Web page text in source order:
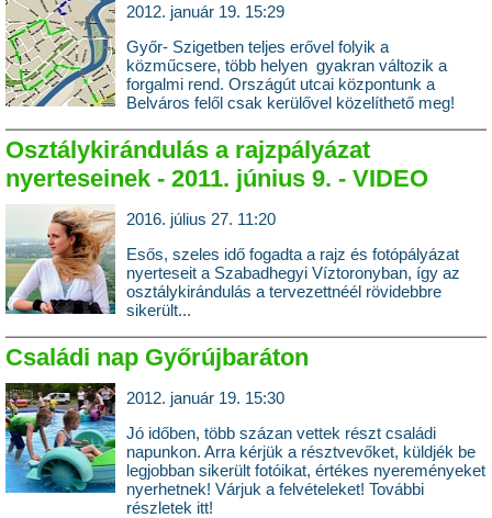
2012. január 19. 15:29
Győr- Szigetben teljes erővel folyik a
közműcsere, több helyen gyakran változik a
forgalmi rend. Országút utcai központunk a
Belváros felől csak kerülővel közelíthető meg!
Osztálykirándulás a rajzpályázat
nyerteseinek - 2011. június 9. - VIDEO
2016. július 27. 11:20
Esős, szeles idő fogadta a rajz és fotópályázat
nyerteseit a Szabadhegyi Víztoronyban, így az
osztálykirándulás a tervezettnéél rövidebbre
sikerült...
Családi nap Győrújbaráton
2012. január 19. 15:30
Jó időben, több százan vettek részt családi
napunkon. Arra kérjük a résztvevőket, küldjék be
legjobban sikerült fotóikat, értékes nyereményeket
nyerhetnek! Várjuk a felvételeket! További
részletek itt!